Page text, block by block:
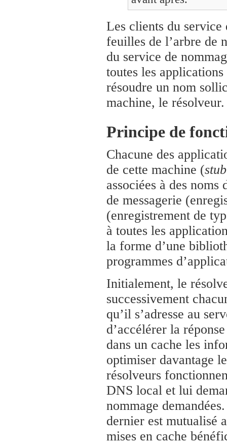
Les clients du service
feuilles de l’arbre de
du service de
toutes les
résoudre un nom
machine, le résolveur.
Principe de
Chacune des
de cette machine (
associées à des noms
de messagerie
(enregistrement de
à toutes les
la forme d’une
programmes
Initialement, le
successivement
qu’il s’adresse au
d’accélérer la
dans un cache les
optimiser davantage
résolveurs
DNS local et lui
nommage
dernier est mutualisé
mises en cache